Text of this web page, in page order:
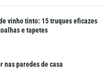
vinho tinto: 15 truques eficazes
e tapetes
nas paredes de casa